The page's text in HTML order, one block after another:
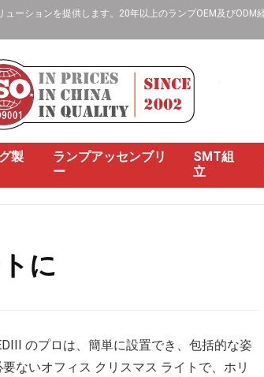
ーションを提供します。20年以上のランプOEM及びODM
製
ランプアッセンブリ
ー
SMT組
立
に
のプロは、簡単に設置でき、包括的な姿
ないオフィス クリスマス ライトで、ホリ